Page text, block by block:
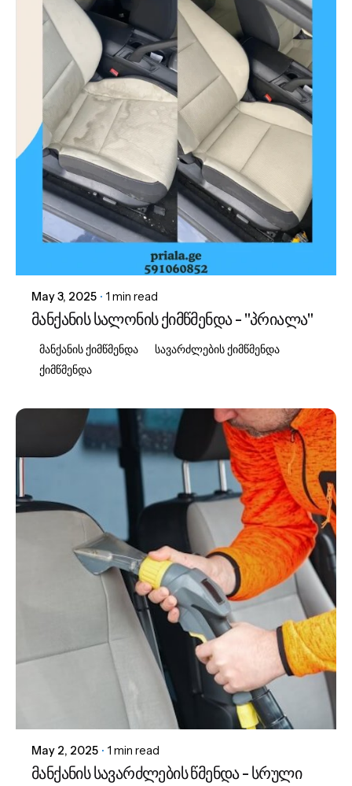
Posted by
May 3, 2025 1 min read
მანქანის სალონის ქიმწმენდა - "პრიალა"
მანქანის ქიმწმენდა
სავარძლების ქიმწმენდა
ქიმწმენდა
Posted by
May 2, 2025 1 min read
მანქანის სავარძლების წმენდა - სრული